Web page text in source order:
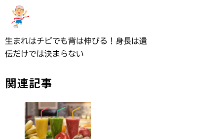
生まれはチビでも背は伸びる！身長は遺
伝だけでは決まらない
関連記事